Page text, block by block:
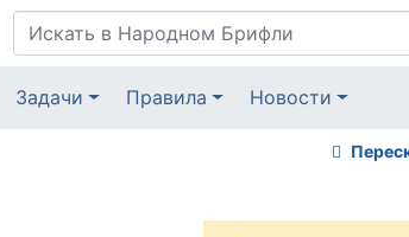
Задачи Правила Новости